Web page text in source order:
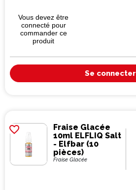
Vous devez être
connecté pour
commander ce
produit
Se connecter
favorite_border
Fraise Glacée
10ml ELFLIQ Salt
- Elfbar (10
pièces)
Fraise Glacée